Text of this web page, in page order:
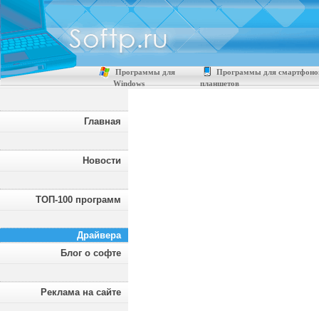
Программы для
Windows
Программы для
планшетов
Главная
Новости
ТОП-100 программ
Драйвера
Блог о софте
Реклама на сайте